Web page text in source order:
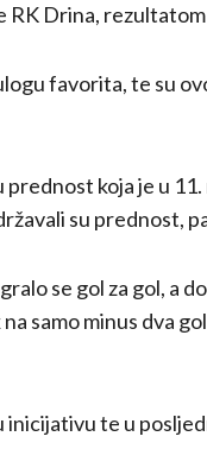
Drina,
favorita, te su
koja je u
su prednost,
se gol za gol, a
samo minus dva
te u